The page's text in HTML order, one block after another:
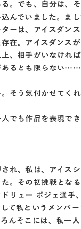
。でも、自分は、
んでいました。ま
ーは、アイスダン
在。アイスダンス
、相手がいなけれ
あるとも限らない……
そう気付かせてく
人でも作品を表現で
れ、私は、アイス
。その初挑戦とな
リュー ポジェ選手
て私というメンバ
んそこには、私一